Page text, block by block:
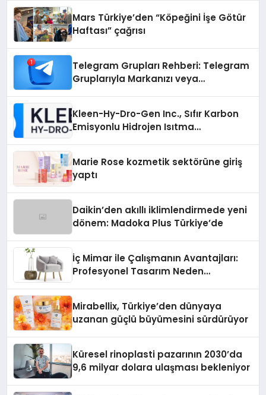
Mars Türkiye’den “Köpeğini İşe Götür
Haftası” çağrısı
Telegram Grupları Rehberi: Telegram
Gruplarıyla Markanızı veya
Kleen-Hy-Dro-Gen Inc., Sıfır Karbon
Emisyonlu Hidrojen Isıtma
Marie Rose kozmetik sektörüne giriş
yaptı
Daikin’den akıllı iklimlendirmede yeni
dönem: Madoka Plus Türkiye’de
İç Mimar ile Çalışmanın Avantajları:
Profesyonel Tasarım Neden
Mirabellix, Türkiye’den dünyaya
uzanan güçlü büyümesini sürdürüyor
Küresel rinoplasti pazarının 2030’da
9,6 milyar dolara ulaşması bekleniyor